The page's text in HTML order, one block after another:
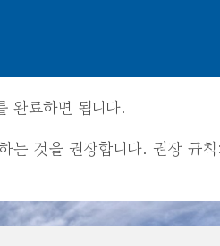
완료하면 됩니다.
는 것을 권장합니다. 권장